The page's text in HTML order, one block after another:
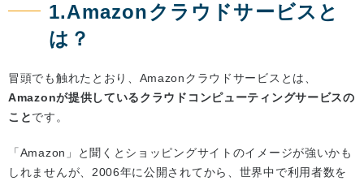
1.Amazonクラウドサービスと
は？
冒頭でも触れたとおり、Amazonクラウドサービスとは、
Amazonが提供しているクラウドコンピューティングサービスの
ことです。
「Amazon」と聞くとショッピングサイトのイメージが強いかも
しれませんが、2006年に公開されてから、世界中で利用者数を